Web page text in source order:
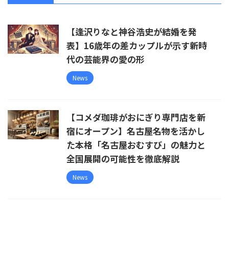
【逢沢りなと神谷浩史が結婚を発
表】16歳年の差カップルが示す新時
代の芸能界の愛の形
News
【コメダ珈琲がおにぎり専門店を新
宿にオープン】名古屋名物を活かし
た本格「名古屋おむすび」の魅力と
全国展開の可能性を徹底解説
News